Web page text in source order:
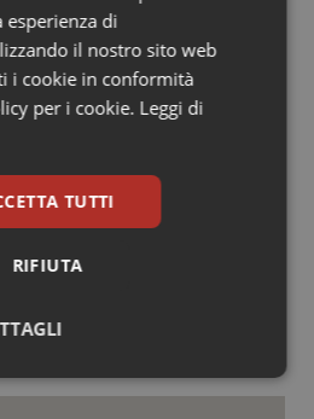
a confrontarsi con
crescente, la
si candidano dunque a
contribuendo a
e sostenibile.
di
il nostro sito web
i cookie in conformità
per i cookie. Leggi di
TUTTI
RIFIUTA
Statistici Marketing